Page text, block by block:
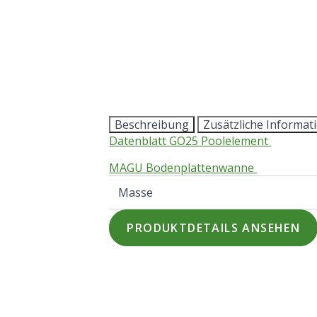
Beschreibung
Zusätzliche
Datenblatt GO25 Poolelement
MAGU Bodenplattenwanne
Masse
PRODUKTDETAILS ANSEHEN